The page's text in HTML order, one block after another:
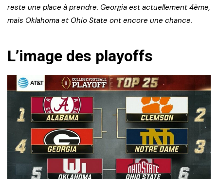
reste une place à prendre. Georgia est actuellement 4ème,
mais Oklahoma et Ohio State ont encore une chance.
L’image des playoffs